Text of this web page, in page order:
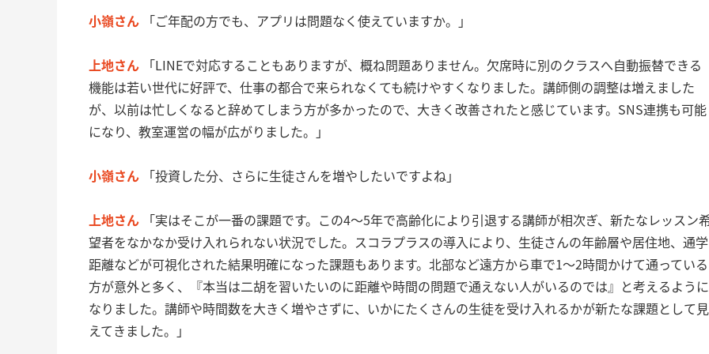
小嶺さん 「ご年配の方でも、アプリは問題なく使えていますか。」
上地さん 「LINEで対応することもありますが、概ね問題ありません。欠席時に別のクラスへ自動振替できる
機能は若い世代に好評で、仕事の都合で来られなくても続けやすくなりました。講師側の調整は増えました
が、以前は忙しくなると辞めてしまう方が多かったので、大きく改善されたと感じています。SNS連携も可能
になり、教室運営の幅が広がりました。」
小嶺さん 「投資した分、さらに生徒さんを増やしたいですよね」
上地さん 「実はそこが一番の課題です。この4〜5年で高齢化により引退する講師が相次ぎ、新たなレッスン
望者をなかなか受け入れられない状況でした。スコラプラスの導入により、生徒さんの年齢層や居住地、通学
距離などが可視化された結果明確になった課題もあります。北部など遠方から車で1〜2時間かけて通っている
方が意外と多く、『本当は二胡を習いたいのに距離や時間の問題で通えない人がいるのでは』と考えるように
なりました。講師や時間数を大きく増やさずに、いかにたくさんの生徒を受け入れるかが新たな課題として見
えてきました。」